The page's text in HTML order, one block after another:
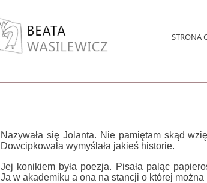
STRONA
Nazywała się Jolanta. Nie pamiętam skąd
Dowcipkowała wymyślała jakieś historie.
Jej konikiem była poezja. Pisała paląc
Ja w akademiku a ona na stancji o której